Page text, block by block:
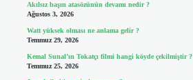
Akılsız başın atasözünün devamı nedir ?
Ağustos 3, 2026
Watt yüksek olması ne anlama gelir ?
Temmuz 29, 2026
Kemal Sunal’ın Tokatçı filmi hangi köyde çekilmiştir ?
Temmuz 25, 2026